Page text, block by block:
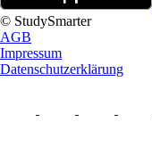
© StudySmarter
AGB
Impressum
Datenschutzerklärung